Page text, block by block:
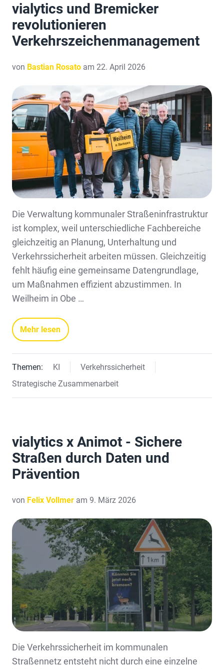
vialytics und Bremicker
revolutionieren
Verkehrszeichenmanagement
von Bastian Rosato am 22. April 2026
Die Verwaltung kommunaler Straßeninfrastruktur
ist komplex, weil unterschiedliche Fachbereiche
gleichzeitig an Planung, Unterhaltung und
Verkehrssicherheit arbeiten müssen. Gleichzeitig
fehlt häufig eine gemeinsame Datengrundlage,
um Maßnahmen effizient abzustimmen. In
Weilheim in Obe …
Mehr lesen
Themen: KI
Verkehrssicherheit
Strategische Zusammenarbeit
vialytics x Animot - Sichere
Straßen durch Daten und
Prävention
von Felix Vollmer am 9. März 2026
Die Verkehrssicherheit im kommunalen
Straßennetz entsteht nicht durch eine einzelne